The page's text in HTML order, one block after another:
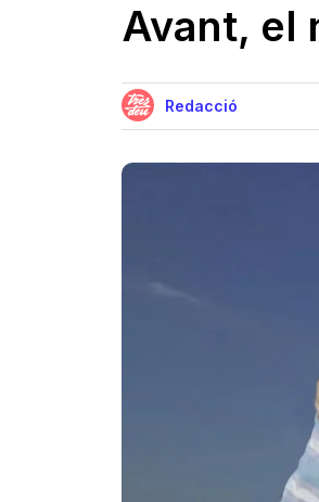
Avant, el
Redacció